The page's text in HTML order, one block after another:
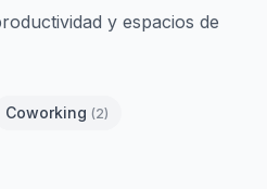
y espacios de
Coworking (2)